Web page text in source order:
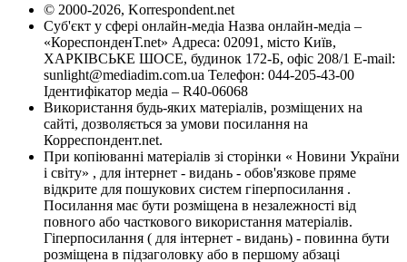
© 2000-2026, Korrespondent.net
Суб'єкт у сфері онлайн-медіа Назва онлайн-медіа –
«КореспонденТ.net» Адреса: 02091, місто Київ,
ХАРКІВСЬКЕ ШОСЕ, будинок 172-Б, офіс 208/1 E-mail:
sunlight@mediadim.com.ua Телефон: 044-205-43-00
Ідентифікатор медіа – R40-06068
Використання будь-яких матеріалів, розміщених на
сайті, дозволяється за умови посилання на
Корреспондент.net.
При копіюванні матеріалів зі сторінки « Новини України
і світу» , для інтернет - видань - обов'язкове пряме
відкрите для пошукових систем гіперпосилання .
Посилання має бути розміщена в незалежності від
повного або часткового використання матеріалів.
Гіперпосилання ( для інтернет - видань) - повинна бути
розміщена в підзаголовку або в першому абзаці